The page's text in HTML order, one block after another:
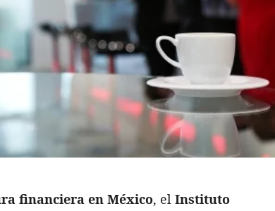
financiera en México, el Instituto